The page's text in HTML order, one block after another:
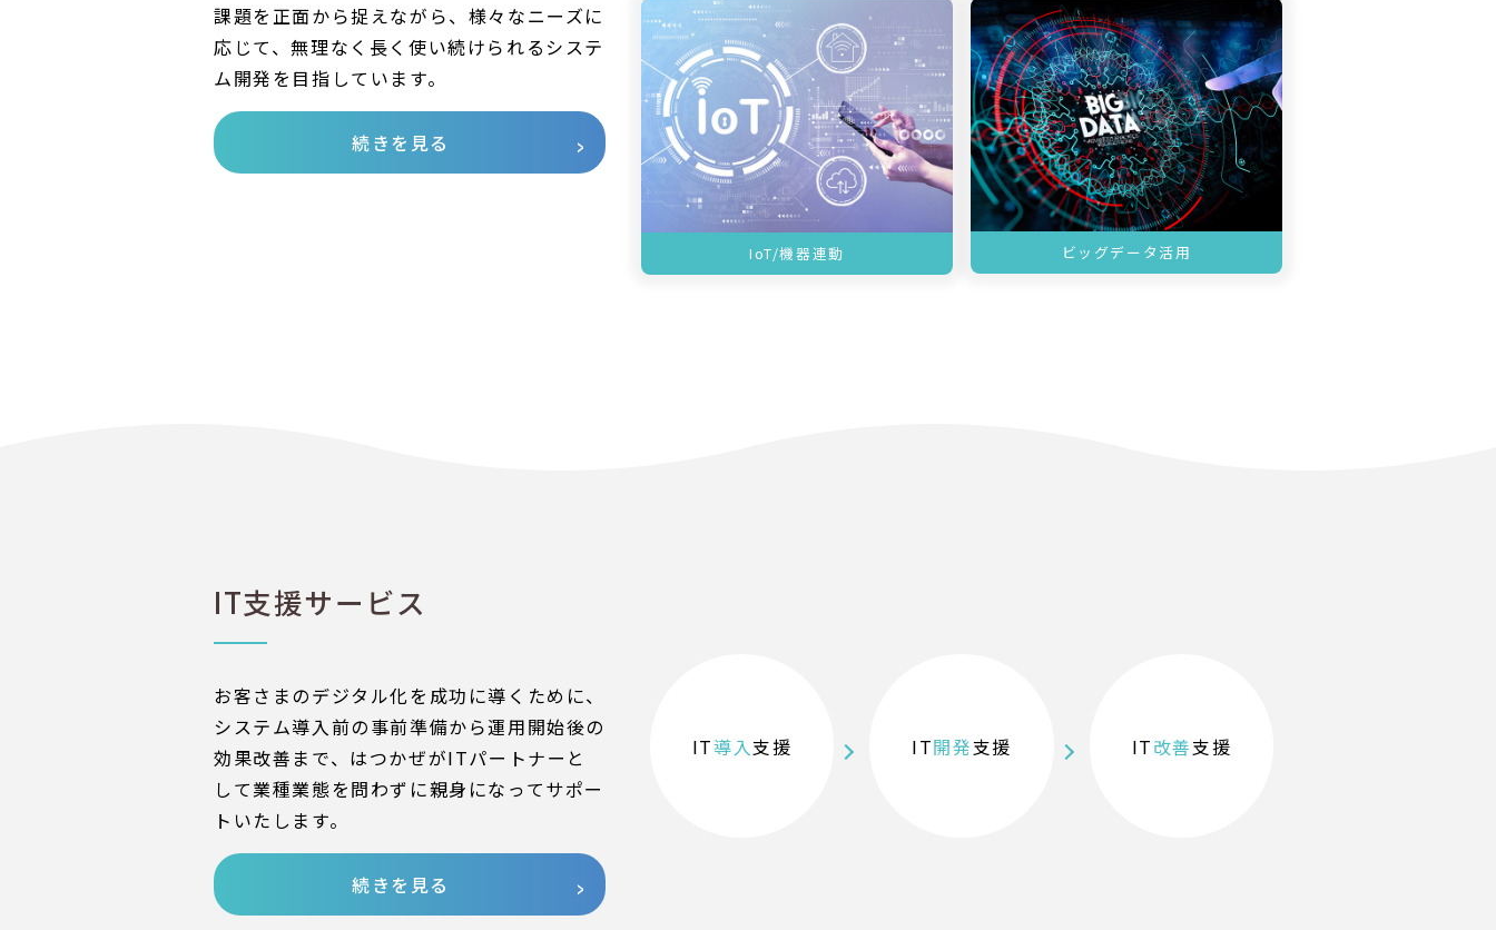
課題を正面から捉えながら、様々なニーズに
応じて、無理なく長く使い続けられるシステ
ム開発を目指しています。
続きを見る
IoT/機器連動 ビッグデータ活用
IT支援サービス
お客さまのデジタル化を成功に導くために、
システム導入前の事前準備から運用開始後の
効果改善まで、はつかぜがITパートナーと
して業種業態を問わずに親身になってサポー
トいたします。
続きを見る
IT導入支援 IT開発支援 IT改善支援